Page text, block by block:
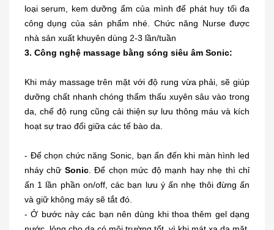
loại serum, kem dưỡng ẩm của mình để phát huy tối đa
công dụng của sản phẩm nhé. Chức năng Nurse được
nhà sản xuất khuyên dùng 2-3 lần/tuần
3. Công nghệ massage bằng sóng siêu âm Sonic:
Khi máy massage trên mặt với độ rung vừa phải, sẽ giúp
dưỡng chất nhanh chóng thẩm thấu xuyên sâu vào trong
da, chế độ rung cũng cải thiện sự lưu thông máu và kích
hoạt sự trao đổi giữa các tế bào da.
- Để chọn chức năng Sonic, bạn ấn đến khi màn hình led
nháy chữ Sonic. Để chọn mức độ mạnh hay nhẹ thì chỉ
ấn 1 lần phần on/off, các bạn lưu ý ấn nhẹ thôi đừng ấn
và giữ không máy sẽ tắt đó.
- Ở bước này các bạn nên dùng khi thoa thêm gel dạng